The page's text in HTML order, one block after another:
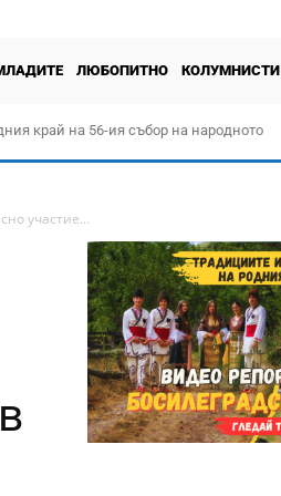
ЛЮБОПИТНО КОЛУМНИСТИ
край на 56-ия събор на народното
участие...